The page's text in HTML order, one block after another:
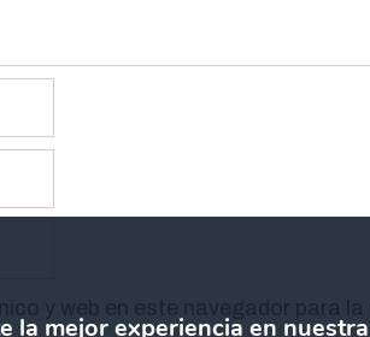
la mejor experiencia en